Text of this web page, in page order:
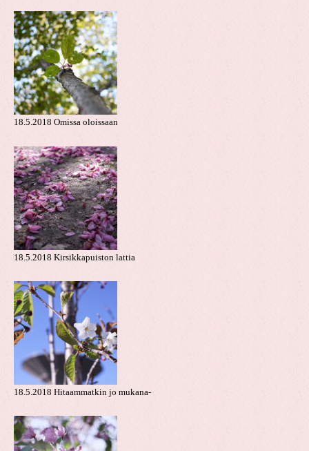
18.5.2018 Omissa oloissaan
18.5.2018 Kirsikkapuiston lattia
18.5.2018 Hitaammatkin jo mukana-